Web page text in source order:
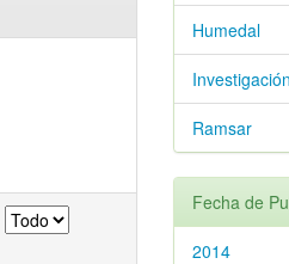
Humedal
Ramsar
Fecha de
2014